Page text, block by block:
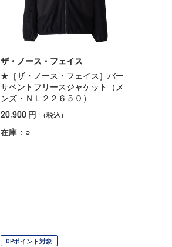
ザ・ノース・フェイス
★［ザ・ノース・フェイス］バー
サベントフリースジャケット（メ
ンズ・ＮＬ２２６５０）
20,900 円 （税込）
在庫：○
OPポイント対象